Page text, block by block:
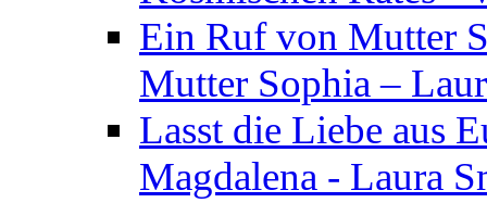
Ein Ruf von Mutter
Mutter Sophia –
Lasst die Liebe aus
Magdalena - Laura